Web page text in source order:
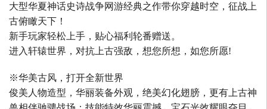
大型华夏神话史诗战争网游经典之作带你穿越时空，征战上
古俯瞰天下！
新手玩家轻松上手，贴心福利轮番赠送。
进入轩辕世界，对抗上古强敌，想您所想，如您所愿!
※华美古风，打开全新世界
俊美人物造型，华丽装备外观，绝美幻化翅膀，更有上古神